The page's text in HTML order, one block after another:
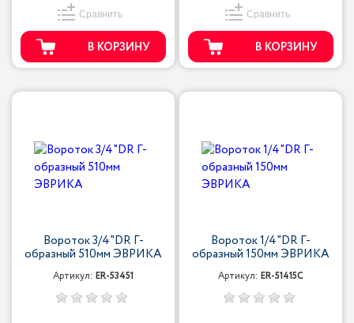
Сравнить
В КОРЗИНУ
Сравнить
В КОРЗИНУ
Вороток 3/4"DR Г-
образный 510мм ЭВРИКА
Артикул: ER-53451
Вороток 1/4"DR Г-
образный 150мм ЭВРИКА
Артикул: ER-51415C